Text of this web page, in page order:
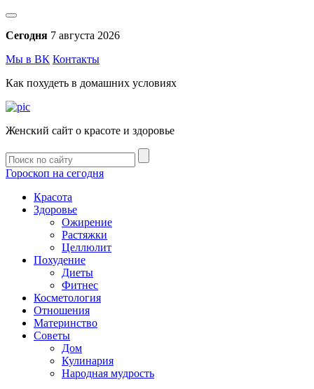
Сегодня 7 августа 2026
Мы в ВК Контакты
Как похудеть в домашних условиях
Женский сайт о красоте и здоровье
Гороскоп на сегодня
Красота
Здоровье
Ожирение
Растяжки
Целлюлит
Похудение
Диеты
Фитнес
Косметология
Отношения
Материнство
Советы
Дом
Кулинария
Народная мудрость